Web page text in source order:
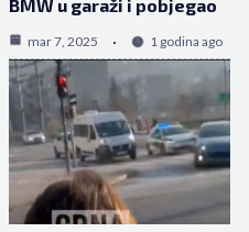
BMW u garaži i pobjegao
mar 7, 2025 1 godina ago